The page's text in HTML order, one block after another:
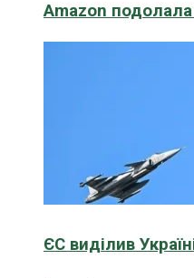
Amazon подолала
ЄС виділив